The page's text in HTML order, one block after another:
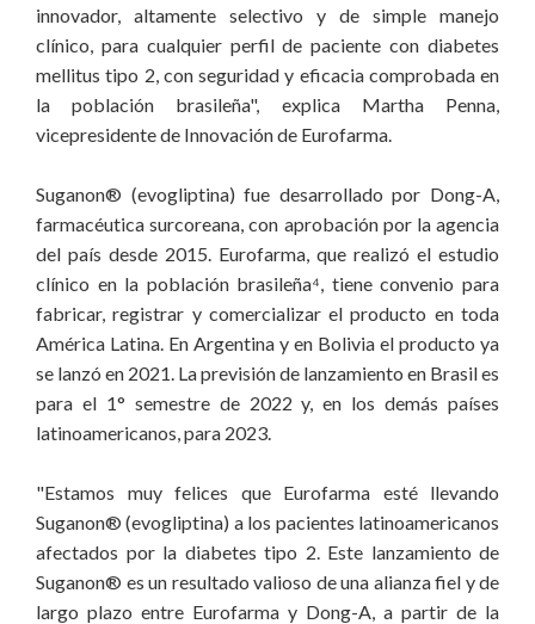
innovador, altamente selectivo y de simple manejo
clínico, para cualquier perfil de paciente con diabetes
mellitus tipo 2, con seguridad y eficacia comprobada en
la población brasileña", explica Martha Penna,
vicepresidente de Innovación de Eurofarma.
Suganon® (evogliptina) fue desarrollado por Dong-A,
farmacéutica surcoreana, con aprobación por la agencia
del país desde 2015. Eurofarma, que realizó el estudio
clínico en la población brasileña⁴, tiene convenio para
fabricar, registrar y comercializar el producto en toda
América Latina. En Argentina y en Bolivia el producto ya
se lanzó en 2021. La previsión de lanzamiento en Brasil es
para el 1° semestre de 2022 y, en los demás países
latinoamericanos, para 2023.
"Estamos muy felices que Eurofarma esté llevando
Suganon® (evogliptina) a los pacientes latinoamericanos
afectados por la diabetes tipo 2. Este lanzamiento de
Suganon® es un resultado valioso de una alianza fiel y de
largo plazo entre Eurofarma y Dong-A, a partir de la